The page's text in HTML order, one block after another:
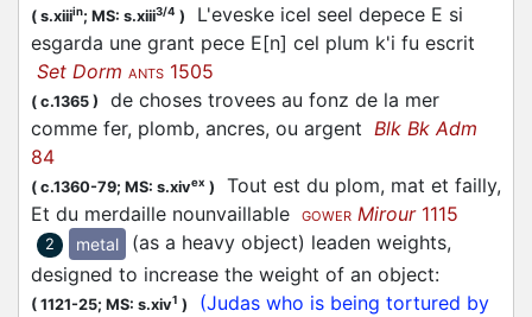
( s.xiiiin; MS: s.xiii3/4 )
L'eveske icel seel depece E si
esgarda une grant pece E[n] cel plum k'i fu escrit
Set Dorm ANTS 1505
( c.1365 )
de choses trovees au fonz de la mer
comme fer, plomb, ancres, ou argent Blk Bk Adm
84
( c.1360-79; MS: s.xivex )
Tout est du plom, mat et failly,
Et du merdaille nounvaillable
GOWER Mirour1115
2 metal
(as a heavy object) leaden weights,
designed to increase the weight of an object:
( 1121-25; MS: s.xiv1 )
(Judas who is being tortured by